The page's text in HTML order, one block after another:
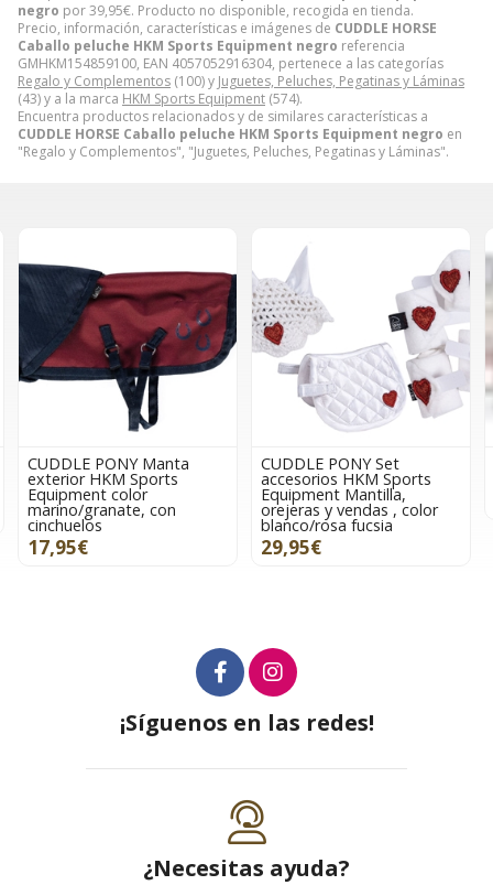
negro por39,95€. Producto no disponible, recogida en tienda.
Precio, información, características e imágenes de CUDDLE HORSE
Caballo peluche HKM Sports Equipment negro referencia
GMHKM154859100, EAN 4057052916304, pertenece a las categorías
Regalo y Complementos (100) y Juguetes, Peluches, Pegatinas y Láminas
(43) y a la marca HKM Sports Equipment (574).
Encuentra productos relacionados y de similares características a
CUDDLE HORSE Caballo peluche HKM Sports Equipment negro en
"Regalo y Complementos", "Juguetes, Peluches, Pegatinas y Láminas".
CUDDLE PONY Manta
exterior HKM Sports
Equipment color
marino/granate, con
cinchuelos
17,95€
CUDDLE PONY Set
accesorios HKM Sports
Equipment Mantilla,
orejeras y vendas , color
blanco/rosa fucsia
29,95€
¡Síguenos en las redes!
¿Necesitas ayuda?